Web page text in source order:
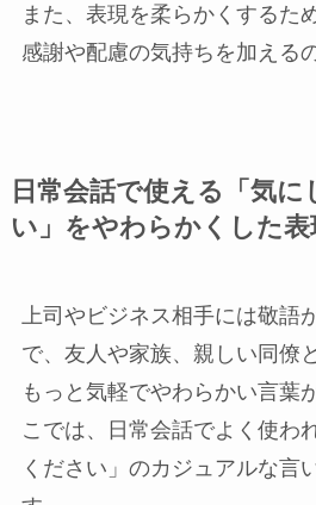
また、表現を柔らかくするた
感謝や配慮の気持ちを加える
日常会話で使える「気
い」をやわらかくした表
上司やビジネス相手には敬語
で、友人や家族、親しい同僚
もっと気軽でやわらかい言葉
こでは、日常会話でよく使わ
ください」のカジュアルな言